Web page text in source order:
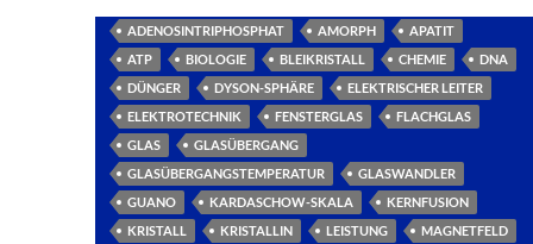
ADENOSINTRIPHOSPHAT AMORPH
APATIT
ATP
BIOLOGIE BLEIKRISTALL CHEMIE
DNA
DÜNGER
DYSON-SPHÄRE
ELEKTRISCHER LEITER
ELEKTROTECHNIK
FENSTERGLAS
FLACHGLAS
GLAS
GLASÜBERGANG
GLASÜBERGANGSTEMPERATUR
GLASWANDLER
GUANO
KARDASCHOW-SKALA
KERNFUSION
KRISTALL
KRISTALLIN LEISTUNG
MAGNETFELD